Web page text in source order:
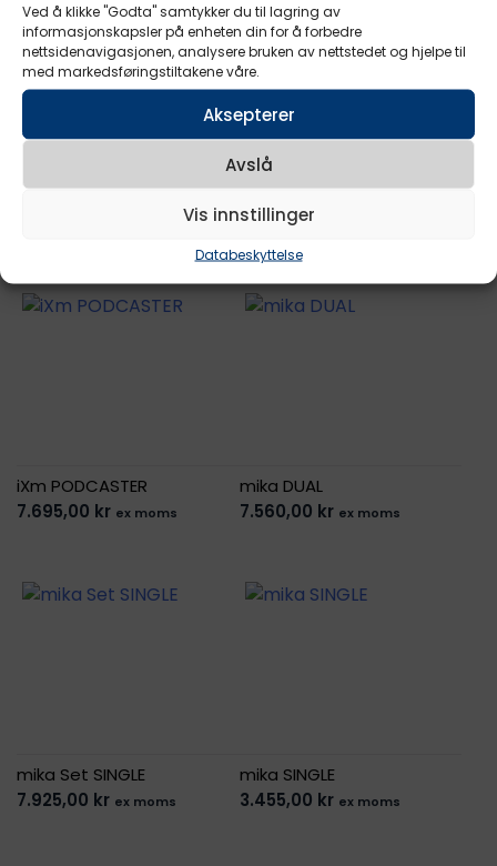
Ved å klikke "Godta" samtykker du til lagring av
informasjonskapsler på enheten din for å forbedre
nettsidenavigasjonen, analysere bruken av nettstedet og hjelpe til
med markedsføringstiltakene våre.
Aksepterer
Avslå
Vis innstillinger
Databeskyttelse
iXm Bundle SUPERCARDIOID
Premium
iXm Bundle CARDIOID
Premium
13.640,00
iXm PODCASTER
7.695,00 kr ex moms
mika DUAL
7.560,00 kr ex moms
mika Set SINGLE
7.925,00 kr ex moms
mika SINGLE
3.455,00 kr ex moms